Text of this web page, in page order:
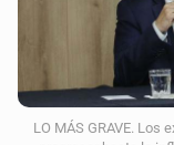
LO MÁS GRAVE. Los